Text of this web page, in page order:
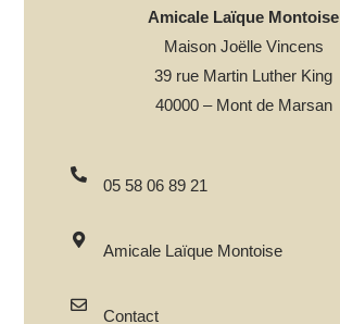
Amicale Laïque Montoise
Maison Joëlle Vincens
39 rue Martin Luther King
40000 – Mont de Marsan
05 58 06 89 21
Amicale Laïque Montoise
Contact